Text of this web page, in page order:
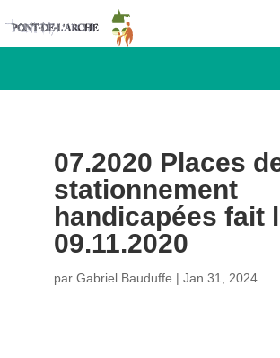
07.2020 Places
stationnement
handicapées fait
09.11.2020
par Gabriel Bauduffe | Jan 31, 2024